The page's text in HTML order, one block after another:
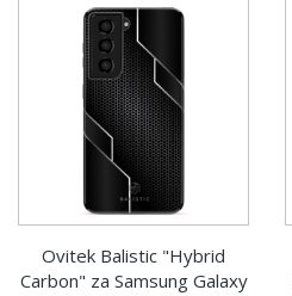
Ovitek Balistic "Hybrid
Carbon" za Samsung Galaxy